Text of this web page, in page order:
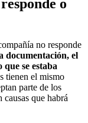
o
no responde
documentación, el
se estaba
tienen el mismo
parte de los
que habrá